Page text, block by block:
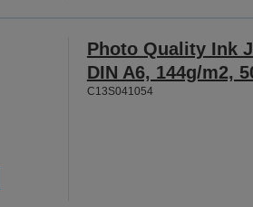
Photo Quality Ink
DIN A6, 144g/m2,
C13S041054